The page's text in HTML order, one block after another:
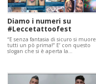
Diamo i numeri su
#Leccetattoofest
“E senza fantasia di sicuro si muore
tutti un pò prima!” E’ con questo
slogan che si è aperta la…